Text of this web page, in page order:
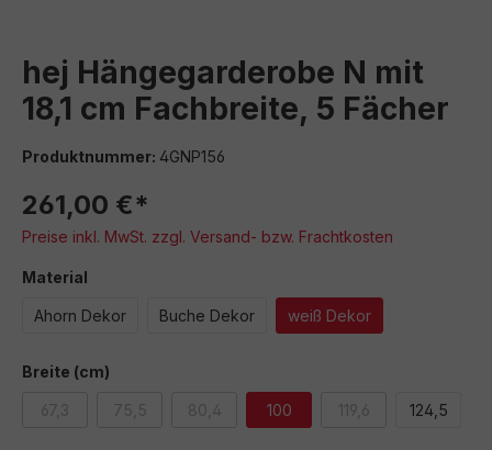
hej Hängegarderobe N mit
18,1 cm Fachbreite, 5 Fächer
Produktnummer: 4GNP156
261,00 €*
Preise inkl. MwSt. zzgl. Versand- bzw. Frachtkosten
Material
Ahorn Dekor Buche Dekor weiß Dekor
Breite (cm)
67,3(Diese Option ist zurzeit nicht verfügbar.)
75,5(Diese Option ist zurzeit nicht verfügbar.)
80,4(Diese Option ist zurzeit nicht verfügbar.)
100 119,6(Diese Option ist
124,5